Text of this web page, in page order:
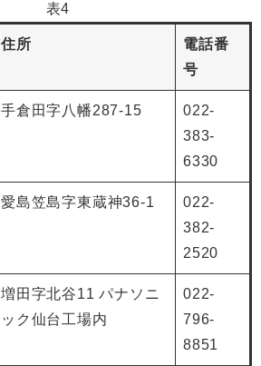
表4
住所
電話番
号
手倉田字八幡287-15
022-
383-
6330
愛島笠島字東蔵神36-1
022-
382-
2520
増田字北谷11 パナソニ
ック仙台工場内
022-
796-
8851